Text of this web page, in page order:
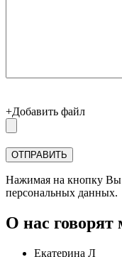
+Добавить файл
Нажимая на кнопку Вы
персональных данных.
О нас говорят
Екатерина Л